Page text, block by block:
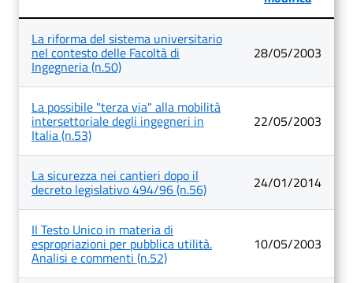
degli
articoli
nella
categoria
La riforma del sistema universitario
nel contesto delle Facoltà di
Ingegneria (n.50)
28/05/2003
La possibile "terza via" alla mobilità
intersettoriale degli ingegneri in
Italia (n.53)
22/05/2003
La sicurezza nei cantieri dopo il
decreto legislativo 494/96 (n.56) 24/01/2014
Il Testo Unico in materia di
espropriazioni per pubblica utilità.
Analisi e commenti (n.52)
10/05/2003